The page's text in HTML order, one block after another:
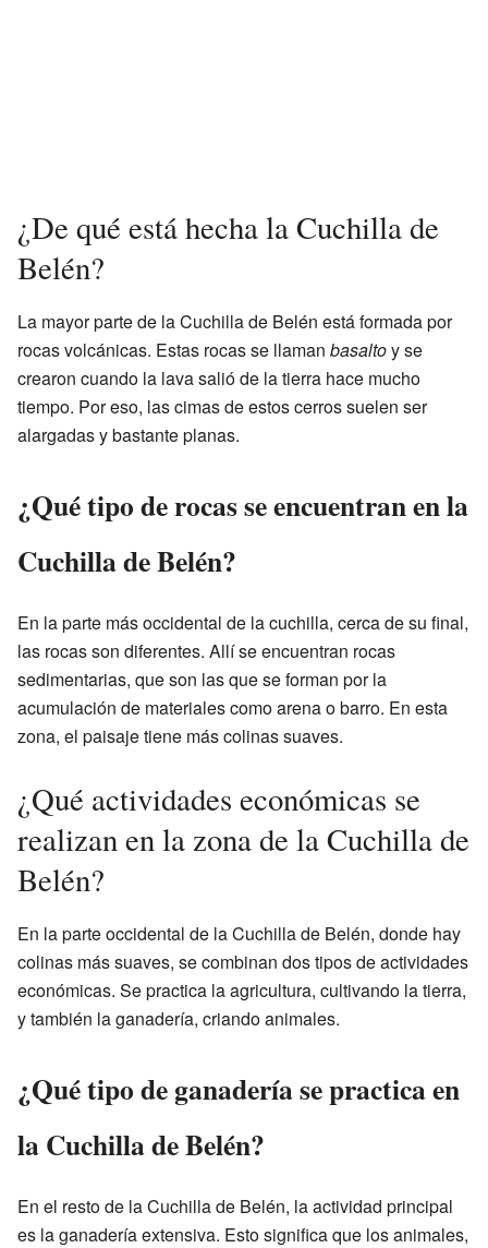
¿De qué está hecha la Cuchilla de
Belén?
La mayor parte de la Cuchilla de Belén está formada por
rocas volcánicas. Estas rocas se llaman basaltoy se
crearon cuando la lava salió de la tierra hace mucho
tiempo. Por eso, las cimas de estos cerros suelen ser
alargadas y bastante planas.
¿Qué tipo de rocas se encuentran en la
Cuchilla de Belén?
En la parte más occidental de la cuchilla, cerca de su final,
las rocas son diferentes. Allí se encuentran rocas
sedimentarias, que son las que se forman por la
acumulación de materiales como arena o barro. En esta
zona, el paisaje tiene más colinas suaves.
¿Qué actividades económicas se
realizan en la zona de la Cuchilla de
Belén?
En la parte occidental de la Cuchilla de Belén, donde hay
colinas más suaves, se combinan dos tipos de actividades
económicas. Se practica la agricultura, cultivando la tierra,
y también la ganadería, criando animales.
¿Qué tipo de ganadería se practica en
la Cuchilla de Belén?
En el resto de la Cuchilla de Belén, la actividad principal
es la ganadería extensiva. Esto significa que los animales,